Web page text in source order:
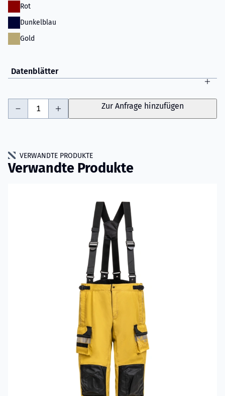
Rot
Dunkelblau
Gold
Datenblätter
Zur Anfrage hinzufügen
VERWANDTE PRODUKTE
Verwandte Produkte